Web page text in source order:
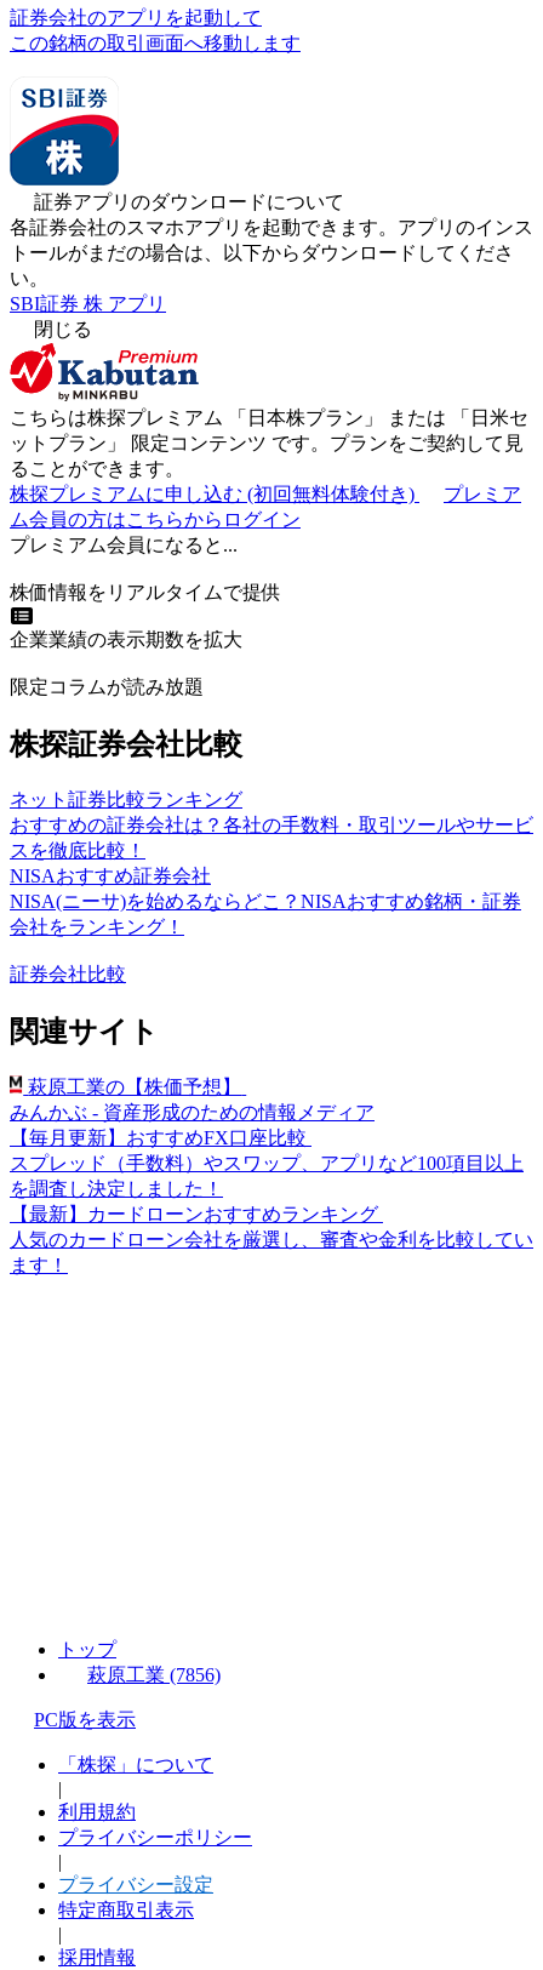
証券会社のアプリを起動して
この銘柄の取引画面へ移動します
証券アプリのダウンロードについて
各証券会社のスマホアプリを起動できます。アプリのインス
トールがまだの場合は、以下からダウンロードしてくださ
い。
SBI証券 株 アプリ
閉じる
こちらは株探プレミアム 「 日本株プラン 」 または 「 日米セ
ットプラン 」 限定コンテンツ です。プランをご契約して見
ることができます。
株探プレミアムに申し込む (初回無料体験付き)
プレミア
ム会員の方はこちらからログイン
プレミアム会員になると...
株価情報をリアルタイムで提供
企業業績の表示期数を拡大
限定コラムが読み放題
株探証券会社比較
ネット証券比較ランキング
おすすめの証券会社は？各社の手数料・取引ツールやサービ
スを徹底比較！
NISAおすすめ証券会社
NISA(ニーサ)を始めるならどこ？NISAおすすめ銘柄・証券
会社をランキング！
証券会社比較
関連サイト
萩原工業の【株価予想】
みんかぶ - 資産形成のための情報メディア
【毎月更新】おすすめFX口座比較
スプレッド（手数料）やスワップ、アプリなど100項目以上
を調査し決定しました！
【最新】カードローンおすすめランキング
人気のカードローン会社を厳選し、審査や金利を比較してい
ます！
トップ
萩原工業 (7856)
PC版を表示
「株探」について
|
利用規約
プライバシーポリシー
|
プライバシー設定
特定商取引表示
|
採用情報